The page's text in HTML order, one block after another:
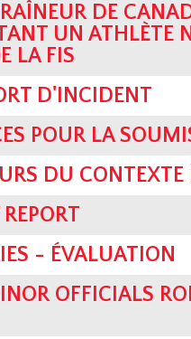
DE
UN
LA FIS
D'INCIDENT
POUR LA
DU
- ÉVALUATION
OFFICIALS